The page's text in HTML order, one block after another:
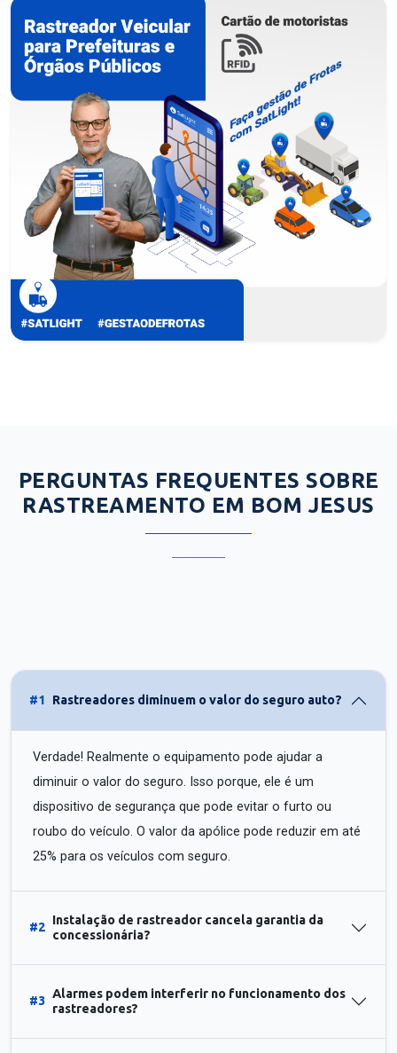
PERGUNTAS FREQUENTES SOBRE
RASTREAMENTO EM BOM JESUS
#1 Rastreadores diminuem o valor do seguro auto?
Verdade! Realmente o equipamento pode ajudar a
diminuir o valor do seguro. Isso porque, ele é um
dispositivo de segurança que pode evitar o furto ou
roubo do veículo. O valor da apólice pode reduzir em até
25% para os veículos com seguro.
#2
Instalação de rastreador cancela garantia da
concessionária?
#3
Alarmes podem interferir no funcionamento dos
rastreadores?